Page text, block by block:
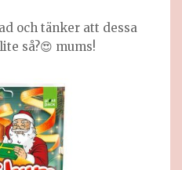
och tänker att dessa
så?😍 mums!